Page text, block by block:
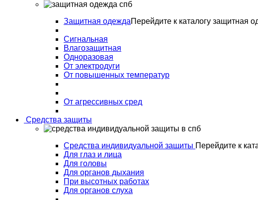
Защитная одеждаПерейдите к каталогу защитная
Сигнальная
Влагозащитная
Одноразовая
От электродуги
От повышенных температур
От агрессивных сред
Средства защиты
Средства индивидуальной защиты Перейдите к
Для глаз и лица
Для головы
Для органов дыхания
При высотных работах
Для органов слуха